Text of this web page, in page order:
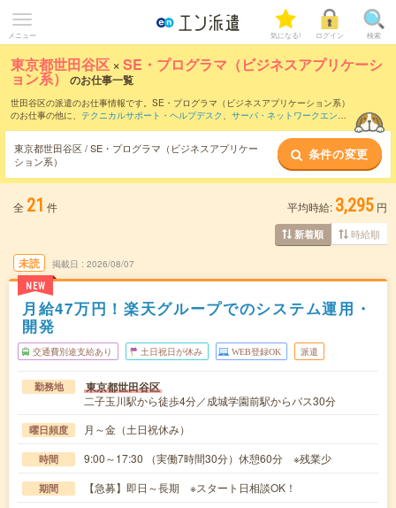
メニュー 気になる! ログイン 検索
東京都世田谷区 ×SE・プログラマ（ビジネスアプリケーシ
ョン系） のお仕事一覧
世田谷区の派遣のお仕事情報です。SE・プログラマ（ビジネスアプリケーション系）
のお仕事の他に、 テクニカルサポート・ヘルプデスク 、 サーバ・ネットワークエンジ
などのこだわり条件で絞り込んでいただけます。職種辞典：SE・プログラ
マ（ビジネスアプリケーション系）のお仕事とは？とは？
東京都世田谷区 / SE・プログラマ（ビジネスアプリケー
ション系）
条件の変更
全 21 件 平均時給: 3,295 円
新着順 時給順
未読
NEW
掲載日 2026/08/07
月給47万円！楽天グループでのシステム運用・
開発
交通費別途支給あり 土日祝日が休み WEB登録OK 派遣
勤務地 東京都世田谷区
二子玉川駅から徒歩4分／成城学園前駅からバス30分
曜日頻度 月～金（土日祝休み）
時間 9:00～17:30 （実働7時間30分）休憩60分 ※残業少
期間 【急募】即日～長期 ※スタート日相談OK！